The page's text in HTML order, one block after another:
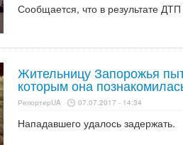
Сообщается, что в результате
Жительницу Запорожья
которым она
РепортерUA 07.07.2017 - 14:34
Нападавшего удалось задержать.